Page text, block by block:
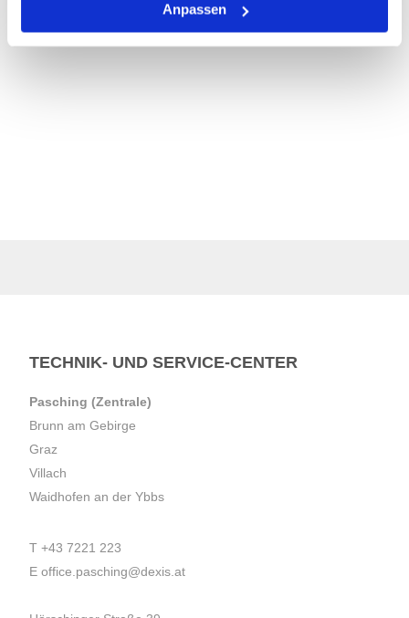
Anpassen
TECHNIK- UND SERVICE-CENTER
Pasching (Zentrale)
Brunn am Gebirge
Graz
Villach
Waidhofen an der Ybbs
T +43 7221 223
E office.pasching@dexis.at